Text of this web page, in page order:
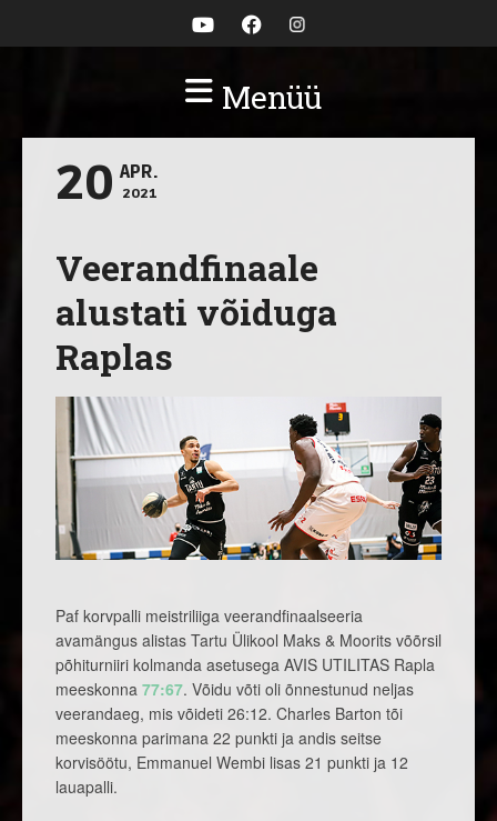
Menüü
20 APR.
2021
Veerandfinaale
alustati võiduga
Raplas
Paf korvpalli meistriliiga veerandfinaalseeria
avamängus alistas Tartu Ülikool Maks & Moorits võõrsil
põhiturniiri kolmanda asetusega AVIS UTILITAS Rapla
meeskonna 77:67. Võidu võti oli õnnestunud neljas
veerandaeg, mis võideti 26:12. Charles Barton tõi
meeskonna parimana 22 punkti ja andis seitse
korvisöötu, Emmanuel Wembi lisas 21 punkti ja 12
lauapalli.